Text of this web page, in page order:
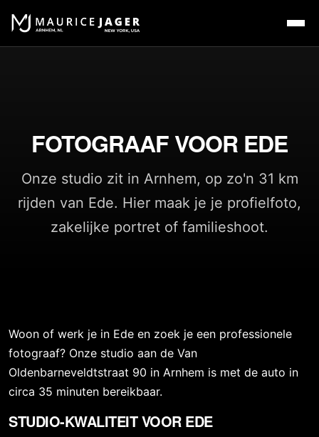
FOTOGRAAF VOOR EDE
Onze studio zit in Arnhem, op zo'n 31 km
rijden van Ede. Hier maak je je profielfoto,
zakelijke portret of familieshoot.
Woon of werk je in Ede en zoek je een professionele
fotograaf? Onze studio aan de Van
Oldenbarneveldtstraat 90 in Arnhem is met de auto in
circa 35 minuten bereikbaar.
STUDIO-KWALITEIT VOOR EDE